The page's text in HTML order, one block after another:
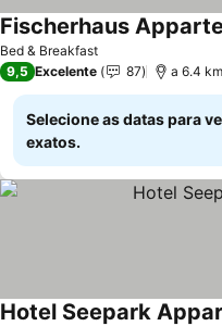
Bed & Breakfast
Fischerhaus
9,5 Excelente 87 a 6.4
Selecione as datas para
exatos.
Hotel Seepark